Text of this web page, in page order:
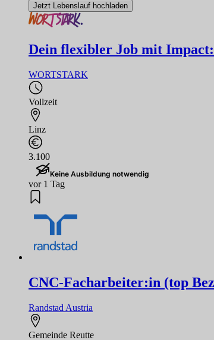
Jetzt Lebenslauf hochladen
Dein flexibler Job mit
WORTSTARK
Vollzeit
Linz
3.100
Keine Ausbildung notwendig
vor 1 Tag
CNC-Facharbeiter:in (top
Randstad Austria
Gemeinde Reutte